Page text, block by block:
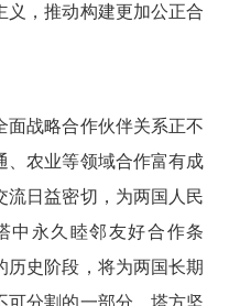
义，推动构建更加公正合
战略合作伙伴关系正不
、农业等领域合作富有成
流日益密切，为两国人民
中永久睦邻友好合作条
历史阶段，将为两国长期
可分割的一部分，塔方坚